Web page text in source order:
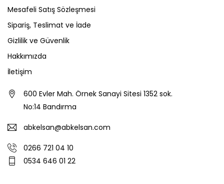
Mesafeli Satış Sözleşmesi
Sipariş, Teslimat ve İade
Gizlilik ve Güvenlik
Hakkımızda
İletişim
600 Evler Mah. Örnek Sanayi Sitesi 1352 sok.
No:14 Bandırma
abkelsan@abkelsan.com
0266 721 04 10
0534 646 01 22